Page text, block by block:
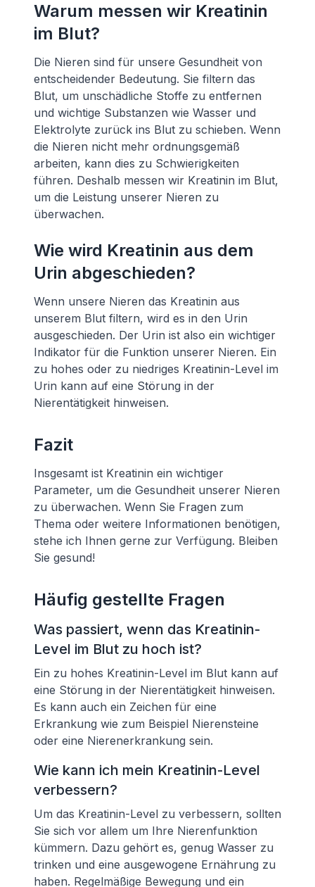
Warum messen wir Kreatinin
im Blut?
Die Nieren sind für unsere Gesundheit von
entscheidender Bedeutung. Sie filtern das
Blut, um unschädliche Stoffe zu entfernen
und wichtige Substanzen wie Wasser und
Elektrolyte zurück ins Blut zu schieben. Wenn
die Nieren nicht mehr ordnungsgemäß
arbeiten, kann dies zu Schwierigkeiten
führen. Deshalb messen wir Kreatinin im Blut,
um die Leistung unserer Nieren zu
überwachen.
Wie wird Kreatinin aus dem
Urin abgeschieden?
Wenn unsere Nieren das Kreatinin aus
unserem Blut filtern, wird es in den Urin
ausgeschieden. Der Urin ist also ein wichtiger
Indikator für die Funktion unserer Nieren. Ein
zu hohes oder zu niedriges Kreatinin-Level im
Urin kann auf eine Störung in der
Nierentätigkeit hinweisen.
Fazit
Insgesamt ist Kreatinin ein wichtiger
Parameter, um die Gesundheit unserer Nieren
zu überwachen. Wenn Sie Fragen zum
Thema oder weitere Informationen benötigen,
stehe ich Ihnen gerne zur Verfügung. Bleiben
Sie gesund!
Häufig gestellte Fragen
Was passiert, wenn das Kreatinin-
Level im Blut zu hoch ist?
Ein zu hohes Kreatinin-Level im Blut kann auf
eine Störung in der Nierentätigkeit hinweisen.
Es kann auch ein Zeichen für eine
Erkrankung wie zum Beispiel Nierensteine
oder eine Nierenerkrankung sein.
Wie kann ich mein Kreatinin-Level
verbessern?
Um das Kreatinin-Level zu verbessern, sollten
Sie sich vor allem um Ihre Nierenfunktion
kümmern. Dazu gehört es, genug Wasser zu
trinken und eine ausgewogene Ernährung zu
haben. Regelmäßige Bewegung und ein